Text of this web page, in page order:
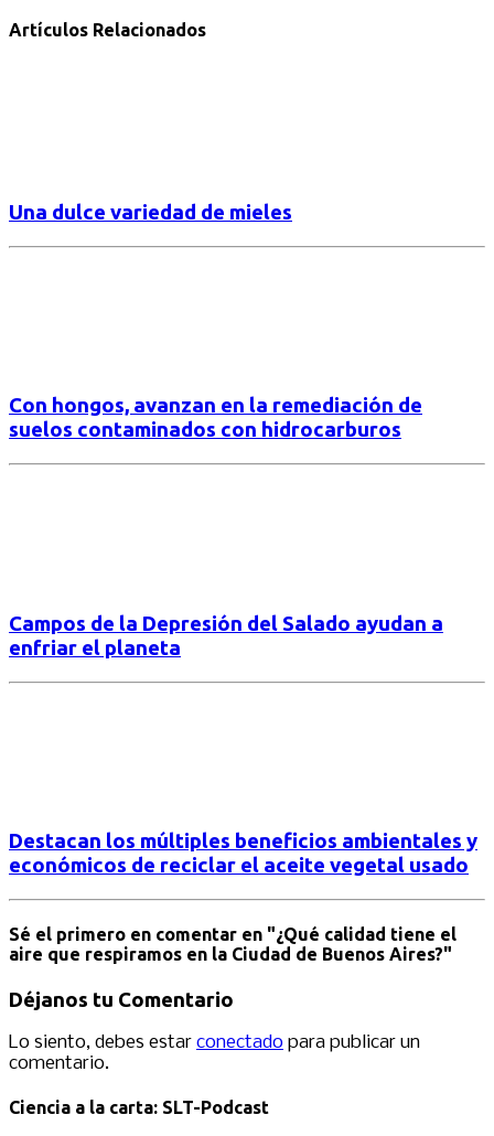
Artículos Relacionados
Una dulce variedad de mieles
Con hongos, avanzan en la remediación de
suelos contaminados con hidrocarburos
Campos de la Depresión del Salado ayudan a
enfriar el planeta
Destacan los múltiples beneficios ambientales y
económicos de reciclar el aceite vegetal usado
Sé el primero en comentar en "¿Qué calidad tiene el
aire que respiramos en la Ciudad de Buenos Aires?"
Déjanos tu Comentario
Lo siento, debes estar conectado para publicar un
comentario.
Ciencia a la carta: SLT-Podcast